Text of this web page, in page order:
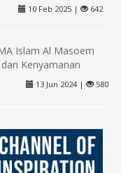
10 Feb 2025 | 642
Islam Al Masoem
Kenyamanan
13 Jun 2024 | 580